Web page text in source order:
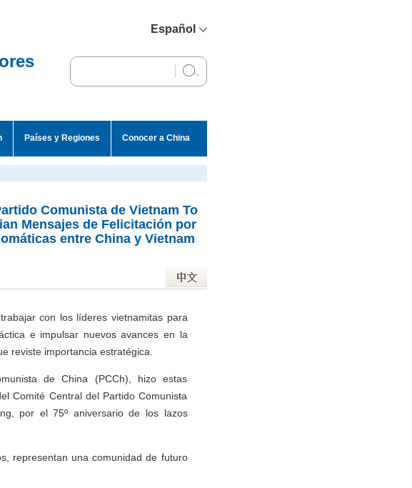
Español
English
Países y Regiones Conocer a China
Comunista de Vietnam To
Mensajes de Felicitación por
entre China y Vietnam
con los líderes vietnamitas para
e impulsar nuevos avances en la
reviste importancia estratégica.
de China (PCCh), hizo estas
Comité Central del Partido Comunista
por el 75º aniversario de los lazos
representan una comunidad de futuro